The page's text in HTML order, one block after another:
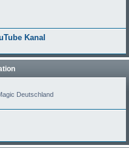
Kanal
Deutschland